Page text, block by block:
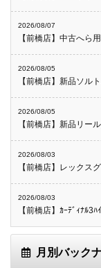
2026/08/07
【前橋店】中古へら
2026/08/05
【前橋店】新品ソル
2026/08/05
【前橋店】新品リー
2026/08/03
【前橋店】レックス
2026/08/03
【前橋店】ｶｰﾃﾞｨﾅﾙ3ﾊ
月別バック